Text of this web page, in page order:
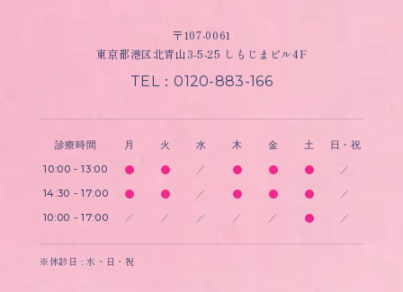
〒107-0061
東京都港区北青山3-5-25 しもじまビル4F
TEL：0120-883-166
診療時間 月 火 水 木 金 土 日・祝
10:00 - 13:00 ／ ／
14:30 - 17:00 ／ ／
10:00 - 17:00 ／ ／ ／ ／ ／ ／
※休診日 : 水・日・祝